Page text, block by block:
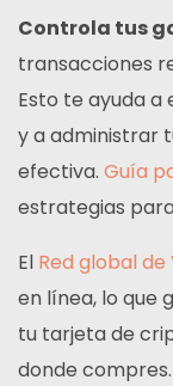
Controla tus
transacciones
Esto te ayuda
y a administrar
efectiva. Guía
estrategias
El Red global de
en línea, lo que
tu tarjeta de
donde compres.